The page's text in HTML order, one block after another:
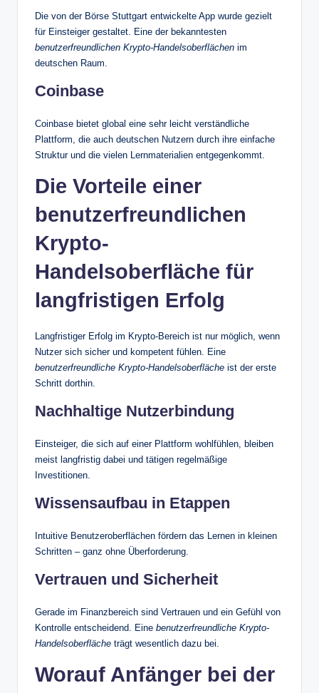
Die von der Börse Stuttgart entwickelte App wurde gezielt
für Einsteiger gestaltet. Eine der bekanntesten
benutzerfreundlichen Krypto-Handelsoberflächen im
deutschen Raum.
Coinbase
Coinbase bietet global eine sehr leicht verständliche
Plattform, die auch deutschen Nutzern durch ihre einfache
Struktur und die vielen Lernmaterialien entgegenkommt.
Die Vorteile einer
benutzerfreundlichen
Krypto-
Handelsoberfläche für
langfristigen Erfolg
Langfristiger Erfolg im Krypto-Bereich ist nur möglich, wenn
Nutzer sich sicher und kompetent fühlen. Eine
benutzerfreundliche Krypto-Handelsoberfläche ist der erste
Schritt dorthin.
Nachhaltige Nutzerbindung
Einsteiger, die sich auf einer Plattform wohlfühlen, bleiben
meist langfristig dabei und tätigen regelmäßige
Investitionen.
Wissensaufbau in Etappen
Intuitive Benutzeroberflächen fördern das Lernen in kleinen
Schritten – ganz ohne Überforderung.
Vertrauen und Sicherheit
Gerade im Finanzbereich sind Vertrauen und ein Gefühl von
Kontrolle entscheidend. Eine benutzerfreundliche Krypto-
Handelsoberfläche trägt wesentlich dazu bei.
Worauf Anfänger bei der